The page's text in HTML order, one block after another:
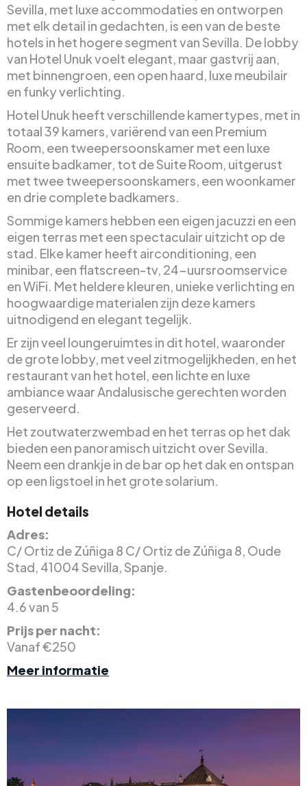
Sevilla, met luxe accommodaties en ontworpen
met elk detail in gedachten, is een van de beste
hotels in het hogere segment van Sevilla. De lobby
van Hotel Unuk voelt elegant, maar gastvrij aan,
met binnengroen, een open haard, luxe meubilair
en funky verlichting.
Hotel Unuk heeft verschillende kamertypes, met in
totaal 39 kamers, variërend van een Premium
Room, een tweepersoonskamer met een luxe
ensuite badkamer, tot de Suite Room, uitgerust
met twee tweepersoonskamers, een woonkamer
en drie complete badkamers.
Sommige kamers hebben een eigen jacuzzi en een
eigen terras met een spectaculair uitzicht op de
stad. Elke kamer heeft airconditioning, een
minibar, een flatscreen-tv, 24-uursroomservice
en WiFi. Met heldere kleuren, unieke verlichting en
hoogwaardige materialen zijn deze kamers
uitnodigend en elegant tegelijk.
Er zijn veel loungeruimtes in dit hotel, waaronder
de grote lobby, met veel zitmogelijkheden, en het
restaurant van het hotel, een lichte en luxe
ambiance waar Andalusische gerechten worden
geserveerd.
Het zoutwaterzwembad en het terras op het dak
bieden een panoramisch uitzicht over Sevilla.
Neem een drankje in de bar op het dak en ontspan
op een ligstoel in het grote solarium.
Hotel details
Adres:
C/ Ortiz de Zúñiga 8 C/ Ortiz de Zúñiga 8, Oude
Stad, 41004 Sevilla, Spanje.
Gastenbeoordeling:
4.6 van 5
Prijs per nacht:
Vanaf €250
Meer informatie